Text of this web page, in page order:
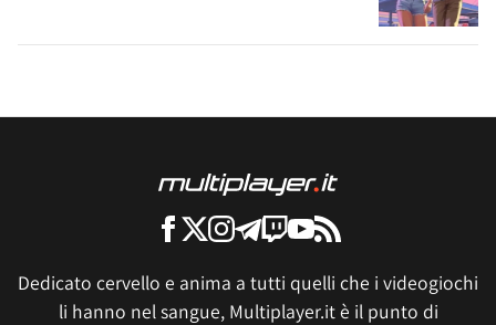
Dedicato cervello e anima a tutti quelli che i videogiochi
li hanno nel sangue, Multiplayer.it è il punto di